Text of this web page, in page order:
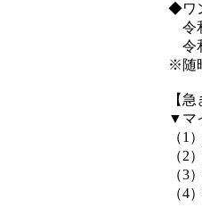
◆ワ
令
令
※随
【
▼マ
（1
（2
（3
（4